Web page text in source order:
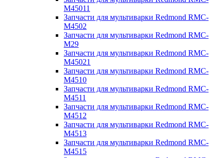
M45011
Запчасти для мультиварки Redmond RMC-
M4502
Запчасти для мультиварки Redmond RMC-
M29
Запчасти для мультиварки Redmond RMC-
M45021
Запчасти для мультиварки Redmond RMC-
M4510
Запчасти для мультиварки Redmond RMC-
M4511
Запчасти для мультиварки Redmond RMC-
M4512
Запчасти для мультиварки Redmond RMC-
M4513
Запчасти для мультиварки Redmond RMC-
M4515